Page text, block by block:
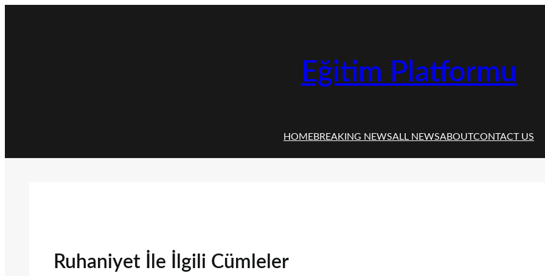
Eğitim Platformu
HOMEBREAKING NEWSALL NEWSABOUTCONTACT US
Ruhaniyet İle İlgili Cümleler